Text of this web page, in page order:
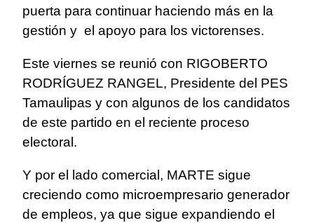
puerta para continuar haciendo más en la
gestión y el apoyo para los victorenses.
Este viernes se reunió con RIGOBERTO
RODRÍGUEZ RANGEL, Presidente del PES
Tamaulipas y con algunos de los candidatos
de este partido en el reciente proceso
electoral.
Y por el lado comercial, MARTE sigue
creciendo como microempresario generador
de empleos, ya que sigue expandiendo el